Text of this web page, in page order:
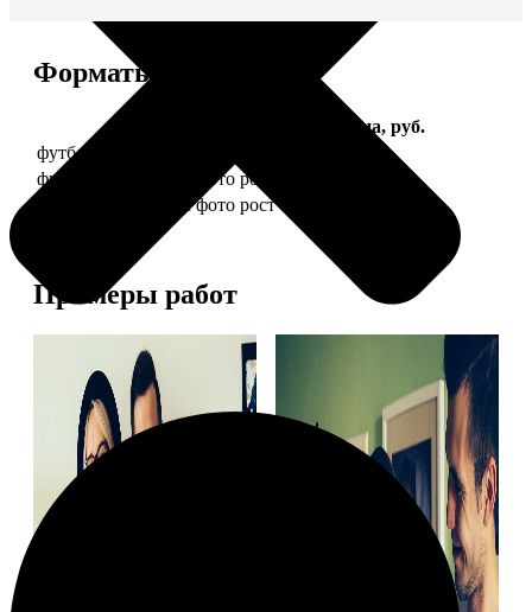
Форматы и цены
Цена, руб.
футболка детская с фото рост 118 см
футболка детская с фото рост 128 см
футболка детская с фото рост 134 см
Примеры работ